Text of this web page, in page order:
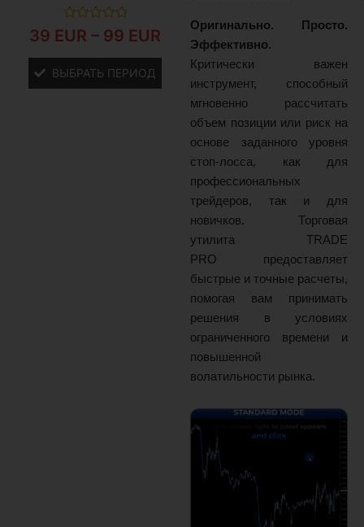
Оценка
0
39 EUR – 99 EUR
ВЫБРАТЬ ПЕРИОД
Оригинально. Просто.
Эффективно.
Критически важен
инструмент, способный
мгновенно рассчитать
объем позиции или риск на
основе заданного уровня
стоп-лосса, как для
профессиональных
трейдеров, так и для
новичков. Торговая
утилита TRADE
PRO предоставляет
быстрые и точные расчеты,
помогая вам принимать
решения в условиях
ограниченного времени и
повышенной
волатильности рынка.